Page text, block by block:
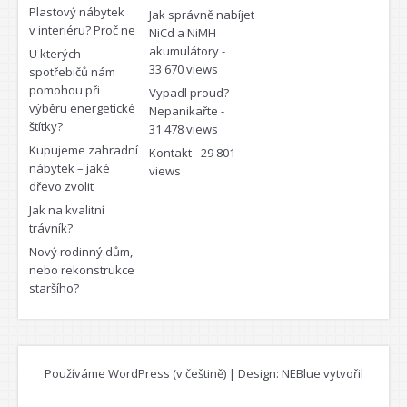
Plastový nábytek
v interiéru? Proč ne
U kterých
spotřebičů nám
pomohou při
výběru energetické
štítky?
Kupujeme zahradní
nábytek – jaké
dřevo zvolit
Jak na kvalitní
trávník?
Nový rodinný dům,
nebo rekonstrukce
staršího?
Jak správně nabíjet
NiCd a NiMH
akumulátory-
33 670 views
Vypadl proud?
Nepanikařte -
31 478 views
Kontakt- 29 801
views
Používáme WordPress (v češtině) | Design: NEBlue vytvořil